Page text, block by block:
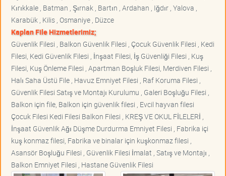
Kırıkkale , Batman , Şırnak , Bartın , Ardahan , Iğdır , Yalova ,
Karabük , Kilis , Osmaniye , Düzce
Kaplan File Hizmetlerimiz;
Güvenlik Filesi , Balkon Güvenlik Filesi , Çocuk Güvenlik Filesi , Kedi
Filesi, Kedi Güvenlik Filesi , İnşaat Filesi, İş Güvenliği Filesi , Kuş
Filesi, Kuş Önleme Filesi , Apartman Boşluk Filesi, Merdiven Filesi ,
Halı Saha Üstü File , Havuz Emniyet Filesi , Raf Koruma Filesi ,
Güvenlik Filesi Satış ve Montajı Kurulumu , Galeri Boşluğu Filesi ,
Balkon için file, Balkon için güvenlik filesi , Evcil hayvan filesi
Çocuk Filesi Kedi Filesi Balkon Filesi , KREŞ VE OKUL FİLELERİ ,
İnşaat Güvenlik Ağı Düşme Durdurma Emniyet Filesi , Fabrika içi
kuş konmaz filesi, Fabrika ve binalar için kuşkonmaz filesi ,
Asansör Boşluğu Filesi , Güvenlik Filesi İmalat , Satış ve Montajı ,
Balkon Emniyet Filesi , Hastane Güvenlik Filesi